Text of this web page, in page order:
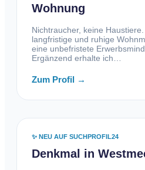
Wohnung
Nichtraucher, keine
langfristige und ruhige
eine unbefristete
Ergänzend erhalte ich…
Zum Profil →
✨ NEU AUF SUCHPROFIL24
Denkmal in